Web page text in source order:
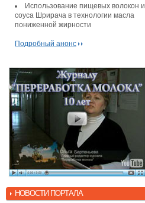
Использование пищевых волокон и
соуса Шрирача в технологии масла
пониженной жирности
Подробный анонс
НОВОСТИ ПОРТАЛА